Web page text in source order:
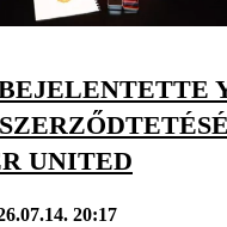
UNITED
20:17